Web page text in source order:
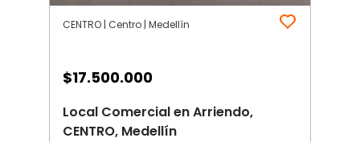
CENTRO | Centro | Medellín
$17.500.000
Local Comercial en Arriendo,
CENTRO, Medellín